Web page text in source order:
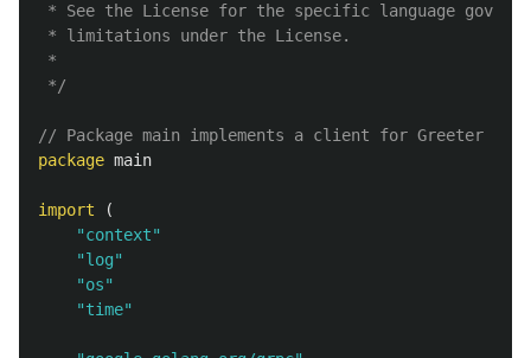
* See the License for the specific language
* limitations under the License.
*
*/
// Package main implements a client for Greeter
package main
import
(
"context"
"log"
"os"
"time"